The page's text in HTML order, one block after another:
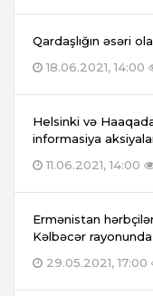
Qardaşlığın əsəri
18.06.2021, 14:00
Helsinki və
informasiya
11.06.2021, 14:00
Ermənistan
Kəlbəcər rayonunda
29.05.2021, 17:00